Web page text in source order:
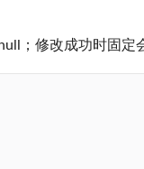
；修改成功时固定